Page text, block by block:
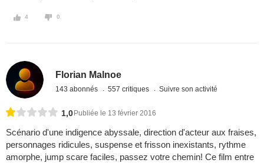
4 0
Florian Malnoe
143 abonnés 557 critiques Suivre son activité
1,0 Publiée le 13 février 2016
Scénario d'une indigence abyssale, direction d'acteur aux fraises,
personnages ridicules, suspense et frisson inexistants, rythme
amorphe, jump scare faciles, passez votre chemin! Ce film entre